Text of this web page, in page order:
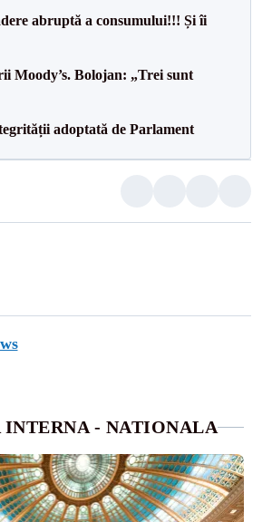
abruptă a consumului!!! Și îi
Moody’s. Bolojan: „Trei sunt
adoptată de Parlament
- NATIONALA